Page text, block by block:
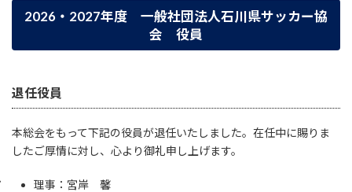
2026・2027年度 一般社団法人石川県サッカー協
会 役員
退任役員
本総会をもって下記の役員が退任いたしました。在任中に賜りま
したご厚情に対し、心より御礼申し上げます。
理事：宮岸 馨